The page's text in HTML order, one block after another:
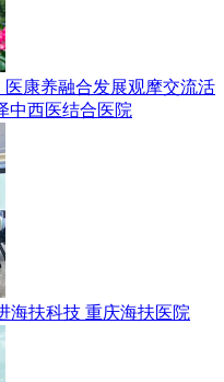
康养融合发展观摩交流活
中西医结合医院
海扶科技 重庆海扶医院